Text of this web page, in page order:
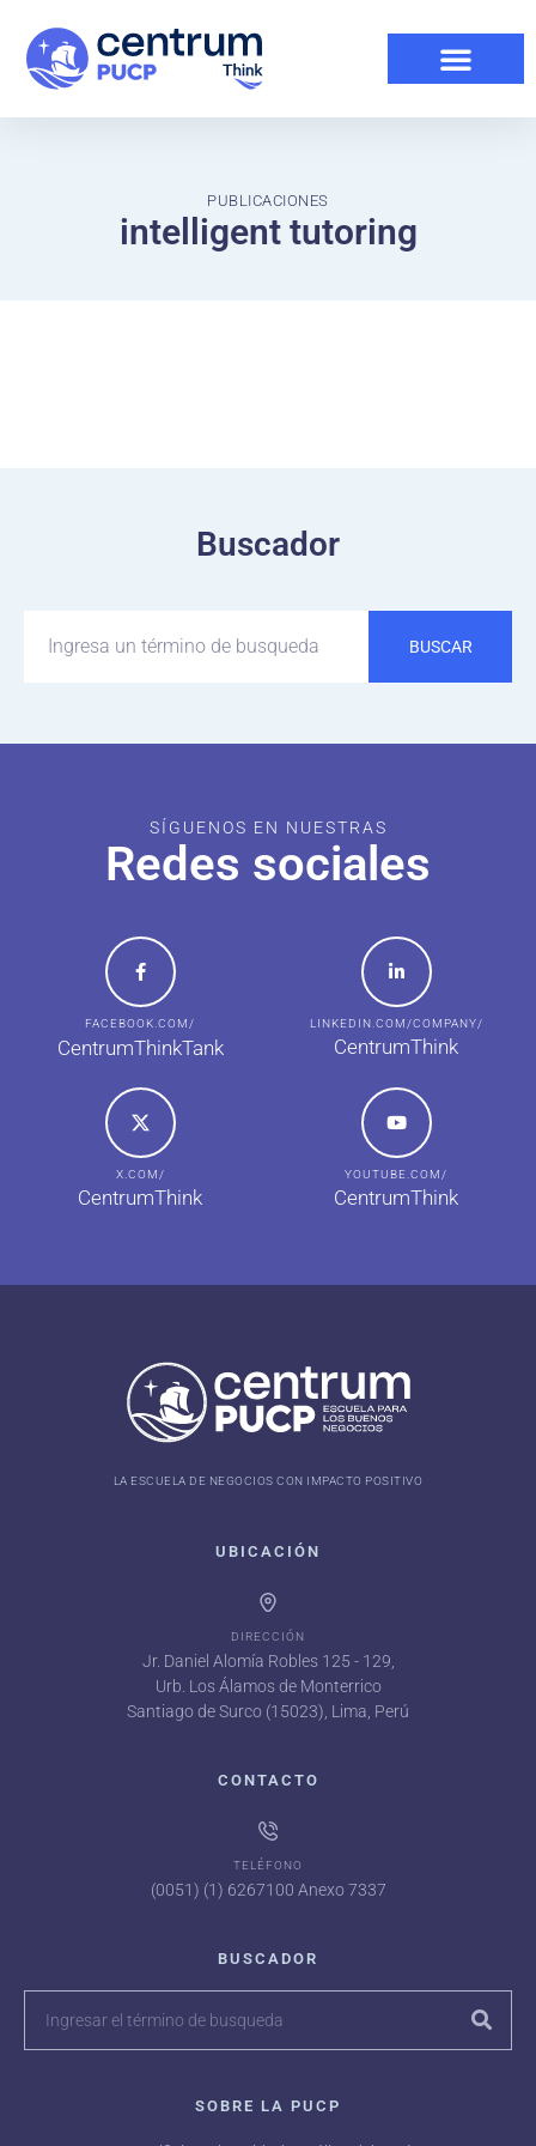
PUBLICACIONES
intelligent tutoring
Buscador
BUSCAR
SÍGUENOS EN NUESTRAS
Redes sociales
FACEBOOK.COM/
CentrumThinkTank
LINKEDIN.COM/COMPANY/
CentrumThink
X.COM/
CentrumThink
YOUTUBE.COM/
CentrumThink
LA ESCUELA DE NEGOCIOS CON IMPACTO POSITIVO
UBICACIÓN
DIRECCIÓN
Jr. Daniel Alomía Robles 125 - 129,
Urb. Los Álamos de Monterrico
Santiago de Surco (15023), Lima, Perú
CONTACTO
TELÉFONO
(0051) (1) 6267100 Anexo 7337
BUSCADOR
SOBRE LA PUCP